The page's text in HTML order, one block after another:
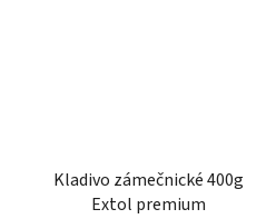
Kladivo zámečnické 400g
Extol premium